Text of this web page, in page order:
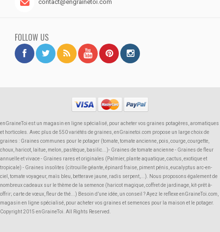
contact@engrainetoi.com
FOLLOW US
enGraineToi est un magasin en ligne spécialisé, pour acheter vos graines potagères, aromatiques
et horticoles. Avec plus de 550 variétés de graines, enGrainetoi.com propose un large choix de
graines : Graines communes pour le potager (tomate, tomate ancienne, pois, courge, courgette,
choux, haricot, laitue, melon, pastèque, basilic...)- Graines de tomate ancienne - Graines de fleur
annuelle et vivace - Graines rares et originales (Palmier, plante aquatique, cactus, exotique et
tropicale) - Graines insolites (citrouille géante, épinard fraise, piment pénis, eucalyptus arc-en-
ciel, tomate voyageur, maïs bleu, betterave jaune, radis serpent,...). Nous proposons également de
nombreux cadeaux sur le thème de la semence (haricot magique, coffret de jardinage, kit-prêt à-
offrir; carte de vœux, fleur de thé...) Besoin d’une idée, un conseil ? Ayez le reflexe enGraineToi.com,
magasin en ligne spécialisé, pour acheter vos graines et semences pour la maison et le potager.
Copyright 2015 enGraineToi. All Rights Reserved.